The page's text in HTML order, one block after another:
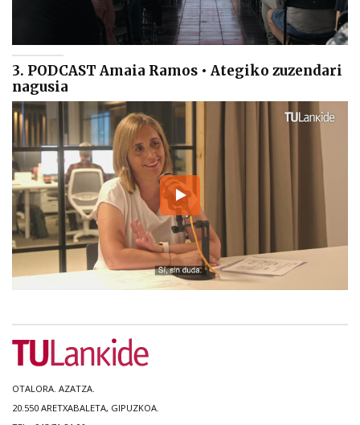
3. PODCAST Amaia Ramos • Ategiko zuzendari
nagusia
OTALORA. AZATZA.
20.550 ARETXABALETA, GIPUZKOA.